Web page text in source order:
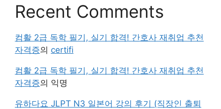
Recent Comments
컴활 2급 독학 필기, 실기 합격! 간호사 재취업 추천
자격증의 certifi
컴활 2급 독학 필기, 실기 합격! 간호사 재취업 추천
자격증의 익명
유하다요 JLPT N3 일본어 강의 후기 (직장인 출퇴